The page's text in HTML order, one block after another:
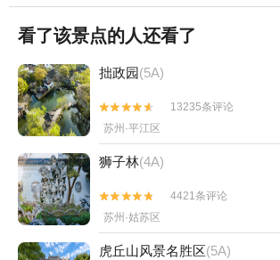
看了该景点的人还看了
拙政园(5A)


13235条评论
苏州·平江区
狮子林(4A)


4421条评论
苏州·姑苏区
虎丘山风景名胜区(5A)